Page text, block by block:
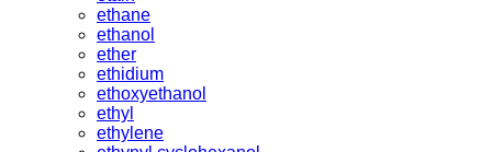
ethane
ethanol
ether
ethidium
ethoxyethanol
ethyl
ethylene